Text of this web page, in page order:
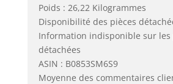
Poids : 26,22 Kilogrammes
Disponibilité des pièces
Information indisponible sur les
détachées
ASIN : B0853SM6S9
Moyenne des commentaires